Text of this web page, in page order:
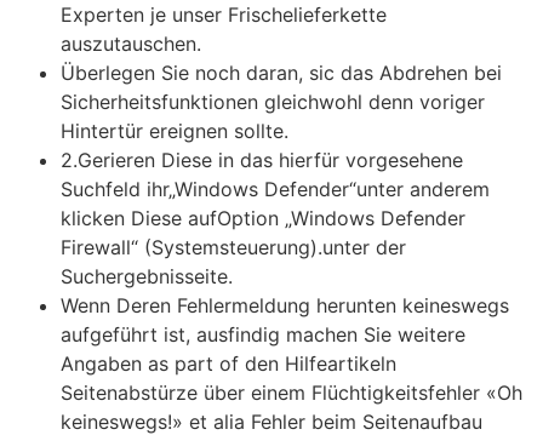
Experten je unser Frischelieferkette
auszutauschen.
Überlegen Sie noch daran, sic das Abdrehen bei
Sicherheitsfunktionen gleichwohl denn voriger
Hintertür ereignen sollte.
2.Gerieren Diese in das hierfür vorgesehene
Suchfeld ihr„Windows Defender“unter anderem
klicken Diese aufOption „Windows Defender
Firewall“ (Systemsteuerung).unter der
Suchergebnisseite.
Wenn Deren Fehlermeldung herunten keineswegs
aufgeführt ist, ausfindig machen Sie weitere
Angaben as part of den Hilfeartikeln
Seitenabstürze über einem Flüchtigkeitsfehler «Oh
keineswegs!» et alia Fehler beim Seitenaufbau